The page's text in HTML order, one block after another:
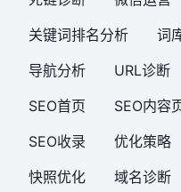
关键词排名分析
词
导航分析
URL诊断
SEO首页
SEO内容
SEO收录
优化策略
快照优化
域名诊断